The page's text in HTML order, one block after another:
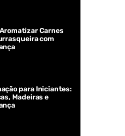
Carnes
com
para Iniciantes:
Madeiras e